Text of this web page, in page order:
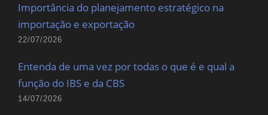
Importância do planejamento estratégico na
importação e exportação
22/07/2026
Entenda de uma vez por todas o que é e qual a
função do IBS e da CBS
14/07/2026